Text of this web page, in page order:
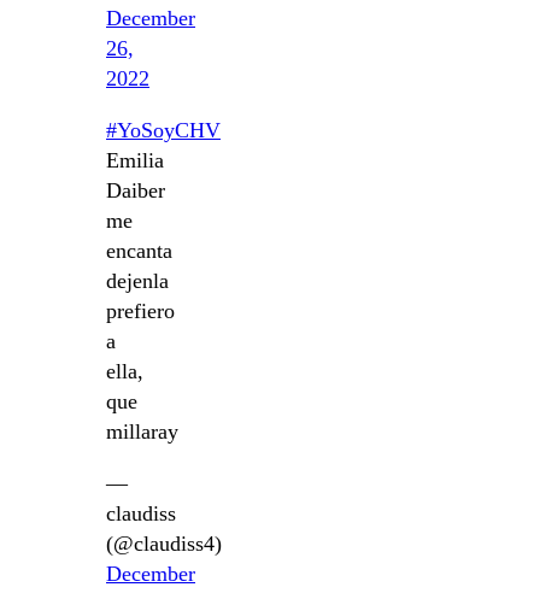
December
26,
2022
#YoSoyCHV
Emilia
Daiber
me
encanta
dejenla
prefiero
a
ella,
que
millaray
—
claudiss
(@claudiss4)
December